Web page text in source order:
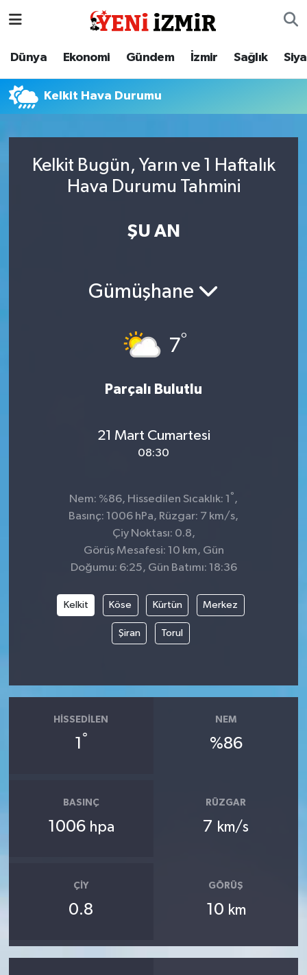
Dünya Ekonomi Gündem İzmir Sağlık
Kelkit Hava Durumu
Kelkit Bugün, Yarın ve 1 Haftalık
Hava Durumu Tahmini
ŞU AN
Gümüşhane
7°
Parçalı Bulutlu
21 Mart Cumartesi
08:30
Nem: %86, Hissedilen Sıcaklık: 1 ° ,
Basınç: 1006 hPa, Rüzgar: 7 km/s,
Çiy Noktası: 0.8,
Görüş Mesafesi: 10 km, Gün
Doğumu: 6:25, Gün Batımı: 18:36
Kelkit Köse Kürtün Merkez
Şiran Torul
HISSEDILEN
1 °
NEM
%86
BASINÇ
1006 hpa
RÜZGAR
7 km/s
ÇIY
0.8
GÖRÜŞ
10 km
Dünya
İzmir
Sağlık
Resmi İlanlar
İzmir Nöbetçi Eczaneler
İzmir Trafik Yoğunluk Haritası
Süper Lig Puan Durumu ve Fikstür
Haber Arşivi